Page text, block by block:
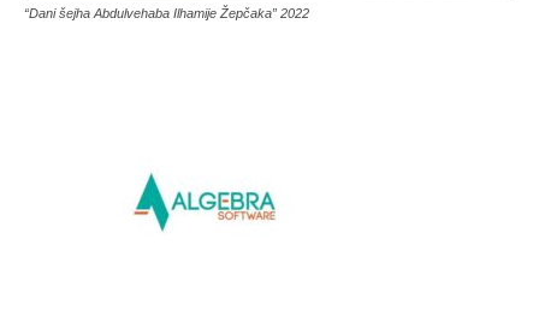
“Dani šejha Abdulvehaba Ilhamije Žepčaka” 2022